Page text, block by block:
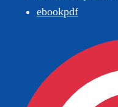
ebookpdf